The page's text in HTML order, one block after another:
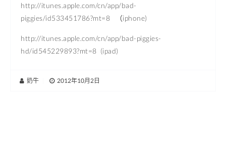
http://itunes.apple.com/cn/app/bad-
piggies/id533451786?mt=8 （iphone)
http://itunes.apple.com/cn/app/bad-piggies-
hd/id545229893?mt=8 (ipad)
奶牛 2012年10月2日